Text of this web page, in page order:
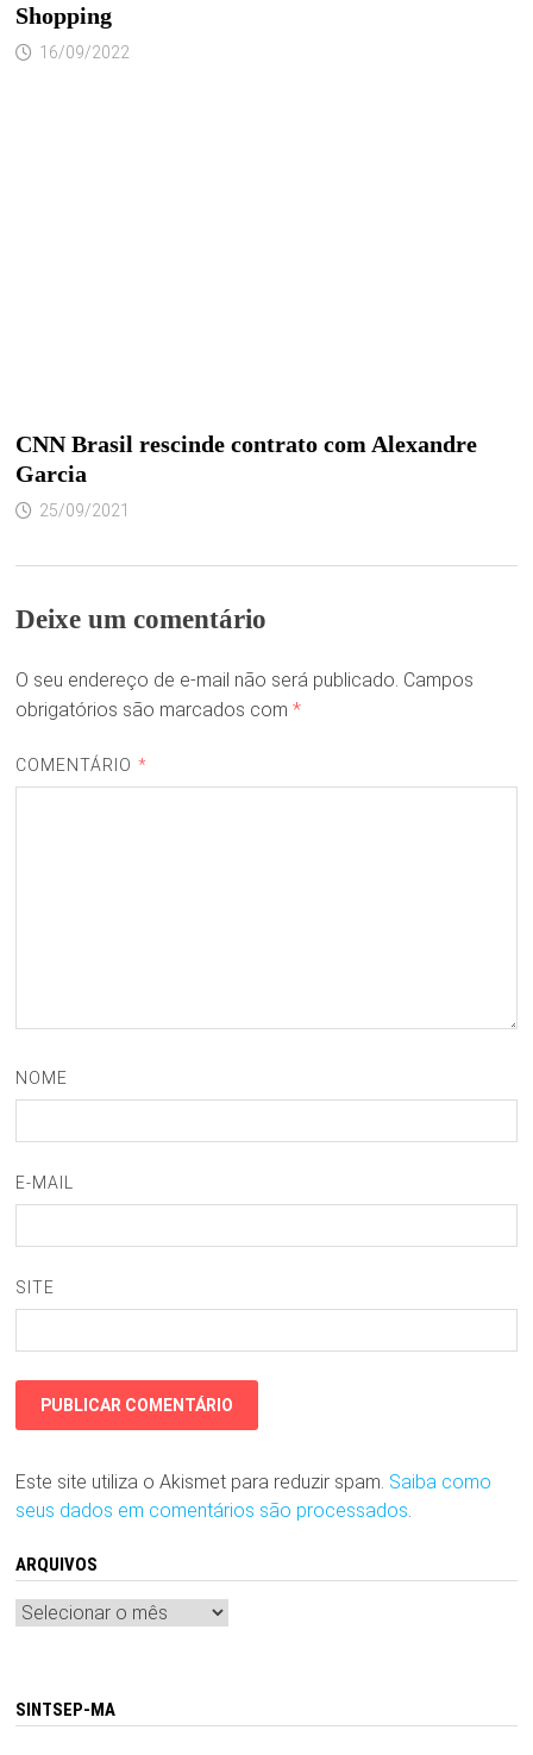
Shopping
16/09/2022
CNN Brasil rescinde contrato com Alexandre
Garcia
25/09/2021
Deixe um comentário
O seu endereço de e-mail não será publicado. Campos
obrigatórios são marcados com *
COMENTÁRIO *
NOME
E-MAIL
SITE
Este site utiliza o Akismet para reduzir spam. Saiba como
seus dados em comentários são processados.
ARQUIVOS
Arquivos
SINTSEP-MA